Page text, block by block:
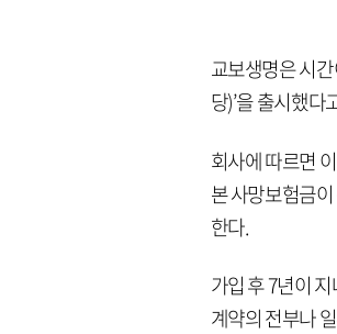
교보생명은 시
당)’을 출시했다
회사에 따르면
본 사망보험금
한다.
가입 후 7년이
계약의 전부나